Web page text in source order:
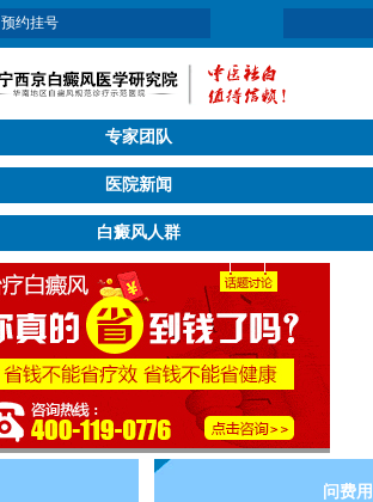
预约挂号
专家团队
医院新闻
白癜风人群
问费用